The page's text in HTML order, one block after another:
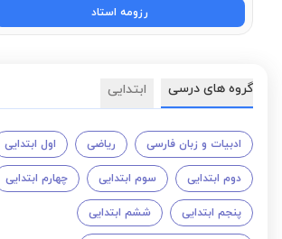
رزومه استاد
گروه های درسی ابتدایی
ادبیات و زبان فارسی ریاضی اول ابتدایی
دوم ابتدایی سوم ابتدایی چهارم ابتدایی
پنجم ابتدایی ششم ابتدایی